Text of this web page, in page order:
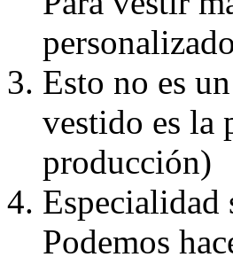
Esto no es
vestido es la
producción)
Especialidad
Podemos